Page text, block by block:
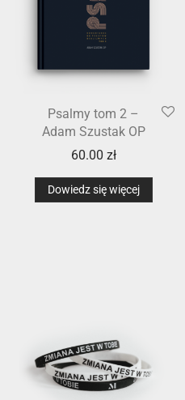
Psalmy tom 2 –
Adam Szustak OP
60.00 zł
Dowiedz się więcej